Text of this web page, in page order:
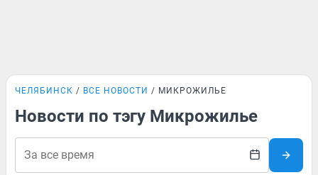
ЧЕЛЯБИНСК ВСЕ НОВОСТИ МИКРОЖИЛЬЕ
Новости по тэгу Микрожилье